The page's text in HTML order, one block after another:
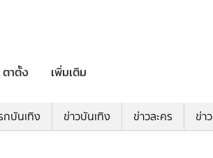
ตาตั้ง เพิ่มเติม
กบันเทิง ข่าวบันเทิง ข่าวละคร ข่า